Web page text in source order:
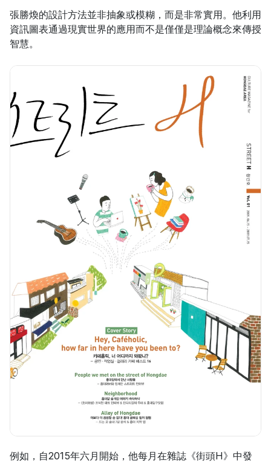
張勝煥的設計方法並非抽象或模糊，而是非常實用。他利用
資訊圖表通過現實世界的應用而不是僅僅是理論概念來傳授
智慧。
例如，自2015年六月開始，他每月在雜誌《街頭H》中發